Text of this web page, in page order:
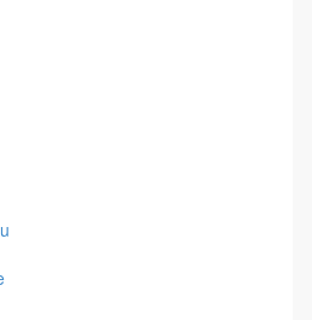
facilitatori esperti
ciò che È